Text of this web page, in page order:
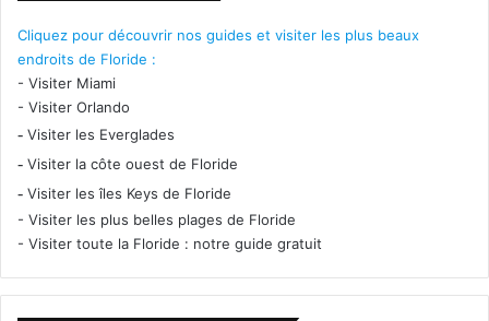
Cliquez pour découvrir nos guides et visiter les plus beaux
endroits de Floride :
- Visiter Miami
- Visiter Orlando
- Visiter les Everglades
- Visiter la côte ouest de Floride
- Visiter les îles Keys de Floride
- Visiter les plus belles plages de Floride
- Visiter toute la Floride : notre guide gratuit